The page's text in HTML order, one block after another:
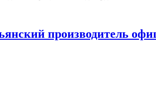
производитель